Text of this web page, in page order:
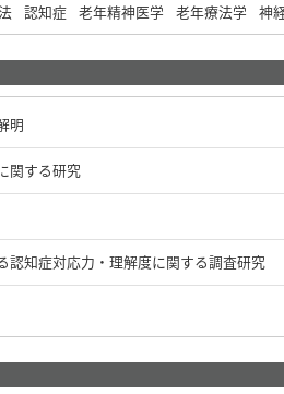
認知症 老年精神医学 老年療法学 神
明
関する研究
認知症対応力・理解度に関する調査研究